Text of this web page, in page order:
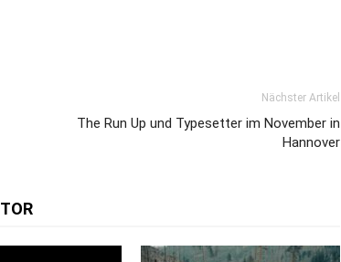
Nächster Artikel
The Run Up und Typesetter im November in
Hannover